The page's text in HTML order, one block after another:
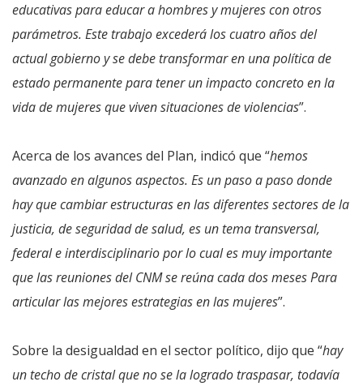
educativas para educar a hombres y mujeres con otros
parámetros. Este trabajo excederá los cuatro años del
actual gobierno y se debe transformar en una política de
estado permanente para tener un impacto concreto en la
vida de mujeres que viven situaciones de violencias”.
Acerca de los avances del Plan, indicó que “hemos
avanzado en algunos aspectos. Es un paso a paso donde
hay que cambiar estructuras en las diferentes sectores de la
justicia, de seguridad de salud, es un tema transversal,
federal e interdisciplinario por lo cual es muy importante
que las reuniones del CNM se reúna cada dos meses Para
articular las mejores estrategias en las mujeres”.
Sobre la desigualdad en el sector político, dijo que “hay
un techo de cristal que no se la logrado traspasar, todavía